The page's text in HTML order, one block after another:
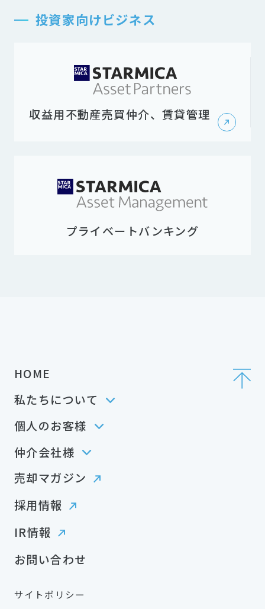
投資家向けビジネス
収益用不動産売買仲介、賃貸管理
プライベートバンキング
HOME
私たちについて
個人のお客様
仲介会社様
売却マガジン
採用情報
IR情報
お問い合わせ
サイトポリシー